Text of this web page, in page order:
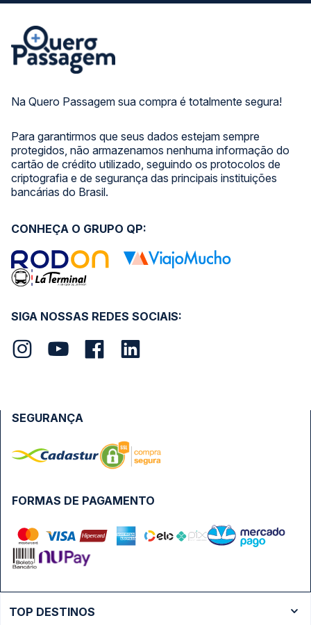
Na Quero Passagem sua compra é totalmente segura!
Para garantirmos que seus dados estejam sempre
protegidos, não armazenamos nenhuma informação do
cartão de crédito utilizado, seguindo os protocolos de
criptografia e de segurança das principais instituições
bancárias do Brasil.
SIGA NOSSAS REDES SOCIAIS:
CONHEÇA O GRUPO QP:
FORMAS DE PAGAMENTO
SEGURANÇA
TOP DESTINOS